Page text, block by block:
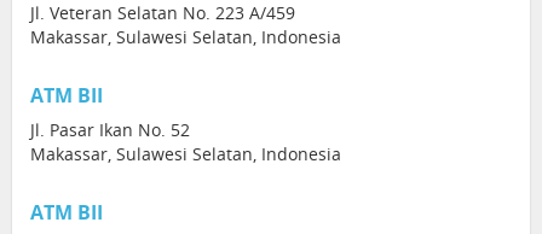
Jl. Veteran Selatan No. 223 A/459
Makassar, Sulawesi Selatan, Indonesia
ATM BII
Jl. Pasar Ikan No. 52
Makassar, Sulawesi Selatan, Indonesia
ATM BII